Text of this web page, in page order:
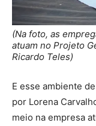
(Na foto, as
atuam no Projeto
Ricardo Teles)
E esse ambiente
por Lorena
meio na empresa